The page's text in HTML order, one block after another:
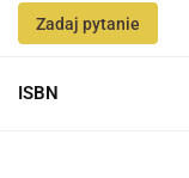
Zadaj pytanie
ISBN